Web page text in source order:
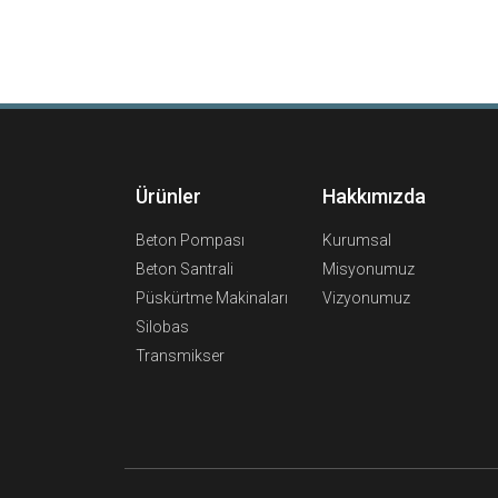
Ürünler
Beton Pompası
Beton Santrali
Püskürtme Makinaları
Silobas
Transmikser
Hakkımızda
Kurumsal
Misyonumuz
Vizyonumuz